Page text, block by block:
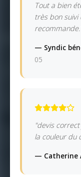
Tout a bien
très bon suivi
— Syndic
05
"devis
la couleur du
— Catherine